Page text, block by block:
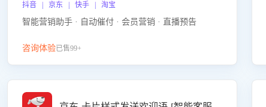
抖音 | 京东 | 快手 | 淘宝
智能营销助手 · 自动催付 · 会员营销 · 直播预告
咨询体验已售99+